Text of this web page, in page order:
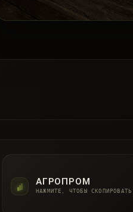
АГРОПРОМ
НАЖМИТЕ, ЧТОБЫ СКОПИРОВАТЬ